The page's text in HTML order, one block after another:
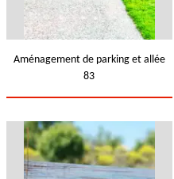
Aménagement de parking et allée
83